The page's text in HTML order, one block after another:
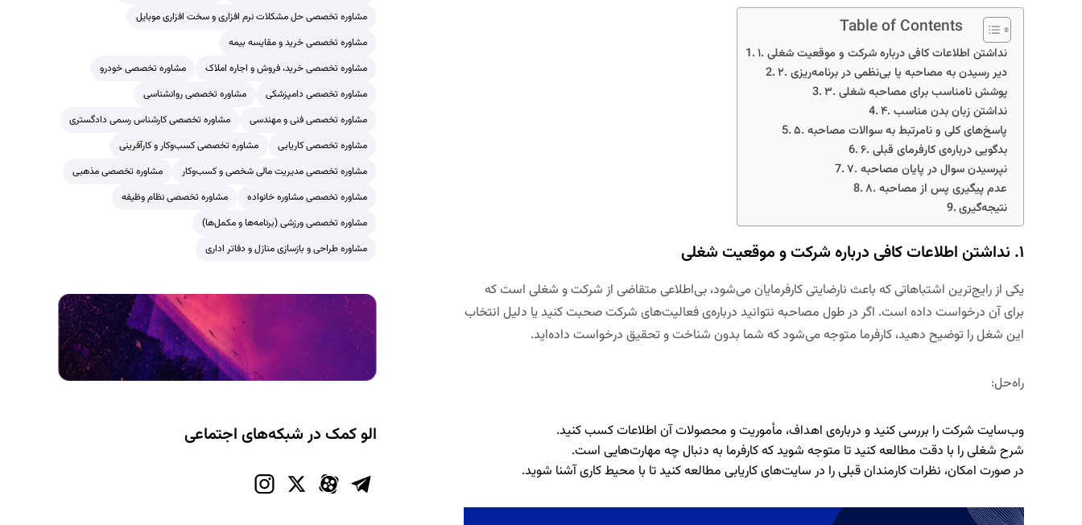
Table of Contents
۱. نداشتن اطلاعات کافی درباره شرکت و موقعیت شغلی
۲. دیر رسیدن به مصاحبه یا بی‌نظمی در برنامه‌ریزی
۳. پوشش نامناسب برای مصاحبه شغلی
۴. نداشتن زبان بدن مناسب
۵. پاسخ‌های کلی و نامرتبط به سوالات مصاحبه
۶. بدگویی درباره‌ی کارفرمای قبلی
۷. نپرسیدن سوال در پایان مصاحبه
۸. عدم پیگیری پس از مصاحبه
نتیجه‌گیری
۱. نداشتن اطلاعات کافی درباره شرکت و موقعیت شغلی
یکی از رایج‌ترین اشتباهاتی که باعث نارضایتی کارفرمایان می‌شود، بی‌اطلاعی متقاضی از شرکت و شغلی است که
برای آن درخواست داده است. اگر در طول مصاحبه نتوانید درباره‌ی فعالیت‌های شرکت صحبت کنید یا دلیل انتخاب
این شغل را توضیح دهید، کارفرما متوجه می‌شود که شما بدون شناخت و تحقیق درخواست داده‌اید.
راه‌حل:
وب‌سایت شرکت را بررسی کنیدو درباره‌ی اهداف، مأموریت و محصولات آن اطلاعات کسب کنید.
شرح شغلی را با دقت مطالعه کنیدتا متوجه شوید که کارفرما به دنبال چه مهارت‌هایی است.
در صورت امکان، نظرات کارمندان قبلی را در سایت‌های کاریابی مطالعه کنیدتا با محیط کاری آشنا شوید.
مشاوره تخصصی حل مشکلات نرم افزاری و سخت افزاری موبایل
مشاوره تخصصی خرید و مقایسه بیمه
مشاوره تخصصی خرید، فروش و اجاره املاک
مشاوره تخصصی خودرو
مشاوره تخصصی دامپزشکی
مشاوره تخصصی روانشناسی
مشاوره تخصصی فنی و مهندسی
مشاوره تخصصی کارشناس رسمی دادگستری
مشاوره تخصصی کاریابی
مشاوره تخصصی کسب‌وکار و کارآفرینی
مشاوره تخصصی مدیریت مالی شخصی و کسب‌وکار
مشاوره تخصصی مذهبی
مشاوره تخصصی مشاوره خانواده
مشاوره تخصصی نظام وظیفه
مشاوره تخصصی ورزشی (برنامه‌ها و مکمل‌ها)
مشاوره طراحی و بازسازی منازل و دفاتر اداری
الو کمک در شبکه‌های اجتماعی